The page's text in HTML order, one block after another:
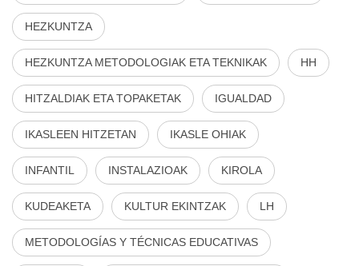
HEZKUNTZA
HEZKUNTZA METODOLOGIAK ETA TEKNIKAK HH
HITZALDIAK ETA TOPAKETAK IGUALDAD
IKASLEEN HITZETAN IKASLE OHIAK
INFANTIL INSTALAZIOAK KIROLA
KUDEAKETA KULTUR EKINTZAK LH
METODOLOGÍAS Y TÉCNICAS EDUCATIVAS